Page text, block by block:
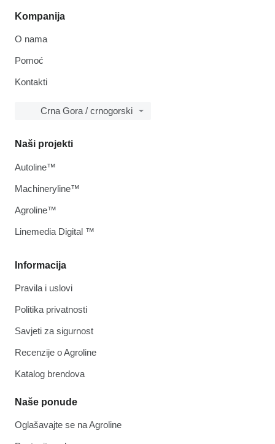
Kompanija
O nama
Pomoć
Kontakti
Crna Gora / crnogorski
Informacija
Pravila i uslovi
Politika privatnosti
Savjeti za sigurnost
Recenzije o Agroline
Katalog brendova
Naše ponude
Oglašavajte se na Agroline
Naši projekti
Autoline™
Machineryline™
Agroline™
Linemedia Digital ™